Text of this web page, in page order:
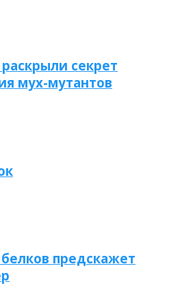
секрет
мух-мутантов
предскажет